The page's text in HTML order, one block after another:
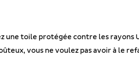
une toile protégée contre les rayons
vous ne voulez pas avoir à le